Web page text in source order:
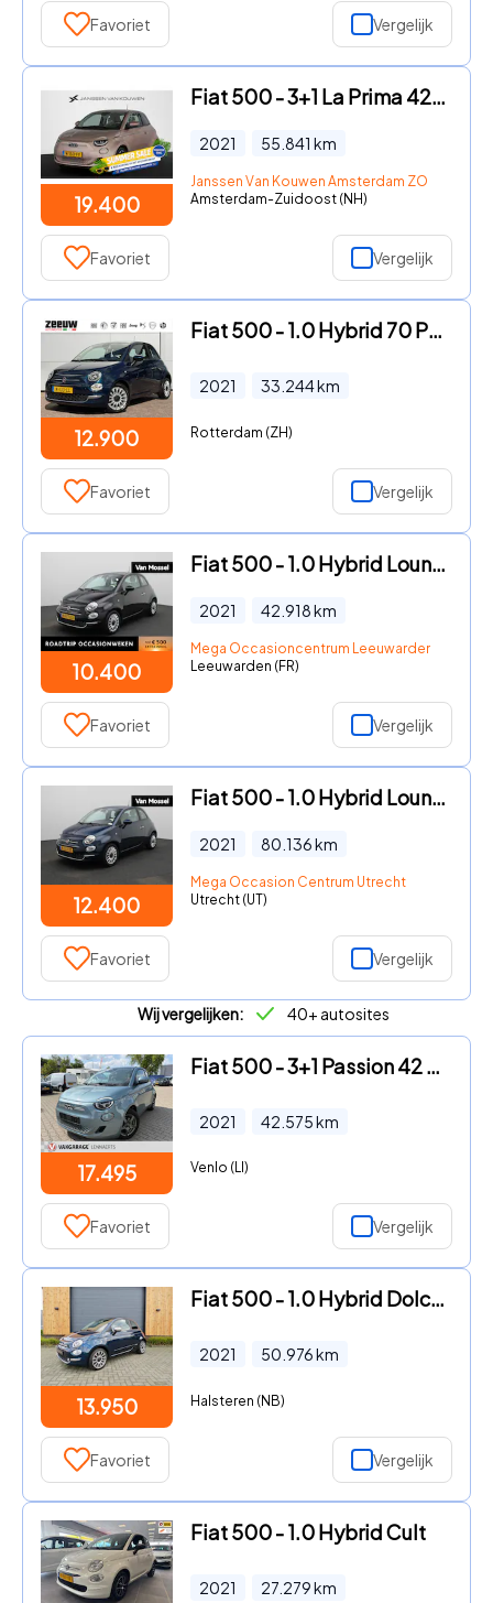
Favoriet Vergelijk
19.400
Fiat 500 - 3+1 La Prima 42 kWh Leder Stoelverwarming LED Achteruitrijca
2021 55.841 km
Janssen Van Kouwen Amsterdam ZO
Amsterdam-Zuidoost (NH)
Favoriet Vergelijk
12.900
Fiat 500 - 1.0 Hybrid 70 PK Lounge | Carplay | Cruise | PDC | 15"
2021 33.244km
Rotterdam (ZH)
Favoriet Vergelijk
10.400
Fiat 500 - 1.0 Hybrid Lounge | Airco | Apple Carplay / Android Auto | D
2021 42.918km
Mega Occasioncentrum Leeuwarden
Leeuwarden (FR)
Favoriet Vergelijk
12.400
Fiat 500 - 1.0 Hybrid Lounge | PARKEERSENSOREN | CRUISE CONTROL | NAVIG
2021 80.136km
Mega Occasion Centrum Utrecht
Utrecht (UT)
Favoriet Vergelijk
Wij vergelijken: 40+ autosites
17.495
Fiat 500 - 3+1 Passion 42 kWh (BOVAG/RIJKLAARPRIJS)
2021 42.575km
Venlo (LI)
Favoriet Vergelijk
13.950
Fiat 500 - 1.0 Hybrid Dolcevita *Big navi *Carplay *Climate
2021 50.976km
Halsteren (NB)
Favoriet Vergelijk
Fiat 500 - 1.0 Hybrid Cult
2021 27.279km